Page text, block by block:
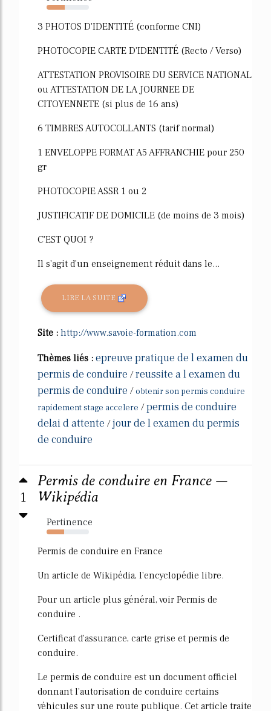
43%
3 PHOTOS D'IDENTITÉ (conforme CNI)
PHOTOCOPIE CARTE D'IDENTITÉ (Recto / Verso)
ATTESTATION PROVISOIRE DU SERVICE NATIONAL
ou ATTESTATION DE LA JOURNEE DE
CITOYENNETE (si plus de 16 ans)
6 TIMBRES AUTOCOLLANTS (tarif normal)
1 ENVELOPPE FORMAT A5 AFFRANCHIE pour 250
gr
PHOTOCOPIE ASSR 1 ou 2
JUSTIFICATIF DE DOMICILE (de moins de 3 mois)
C'EST QUOI ?
Il s'agit d'un enseignement réduit dans le...
LIRE LA SUITE
Site : http://www.savoie-formation.com
Thèmes liés : epreuve pratique de l examen du
permis de conduire /reussite a l examen du
permis de conduire / obtenir son permis conduire
rapidement stage accelere /permis de conduire
delai d attente /jour de l examen du permis
de conduire
1
Permis de conduire en France —
Wikipédia
Pertinence
42%
Permis de conduire en France
Un article de Wikipédia, l'encyclopédie libre.
Pour un article plus général, voir Permis de
conduire .
Certificat d'assurance, carte grise et permis de
conduire.
Le permis de conduire est un document officiel
donnant l'autorisation de conduire certains
véhicules sur une route publique. Cet article traite